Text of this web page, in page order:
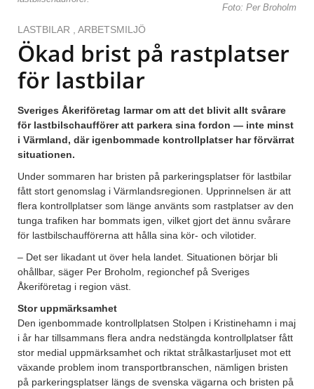
Foto: Per Broholm
LASTBILAR ARBETSMILJÖ
Ökad brist på rastplatser
för lastbilar
Sveriges Åkeriföretag larmar om att det blivit allt svårare
för lastbilschaufförer att parkera sina fordon — inte minst
i Värmland, där igenbommade kontrollplatser har förvärrat
situationen.
Under sommaren har bristen på parkeringsplatser för lastbilar
fått stort genomslag i Värmlandsregionen. Upprinnelsen är att
flera kontrollplatser som länge använts som rastplatser av den
tunga trafiken har bommats igen, vilket gjort det ännu svårare
för lastbilschaufförerna att hålla sina kör- och vilotider.
– Det ser likadant ut över hela landet. Situationen börjar bli
ohållbar, säger Per Broholm, regionchef på Sveriges
Åkeriföretag i region väst.
Stor uppmärksamhet
Den igenbommade kontrollplatsen Stolpen i Kristinehamn i maj
i år har tillsammans flera andra nedstängda kontrollplatser fått
stor medial uppmärksamhet och riktat strålkastarljuset mot ett
växande problem inom transportbranschen, nämligen bristen
på parkeringsplatser längs de svenska vägarna och bristen på